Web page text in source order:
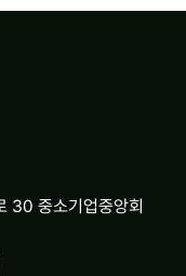
30 중소기업중앙회